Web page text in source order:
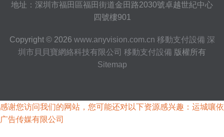
地址：深圳市福田區福田街道金田路2030號卓越世紀中心
四號樓901
Copyright © 2026 www.anyvision.com.cn 移動支付設備 深
圳市貝貝寶網絡科技有限公司 移動支付設備 版權所有
Sitemap
感谢您访问我们的网站，您可能还对以下资源感兴趣：运城嚷依
广告传媒有限公司